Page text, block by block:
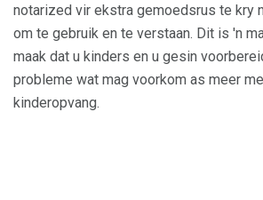
notarized vir ekstra gemoedsrus te kry
om te gebruik en te verstaan. Dit is 'n
maak dat u kinders en u gesin
probleme wat mag voorkom as meer
kinderopvang.